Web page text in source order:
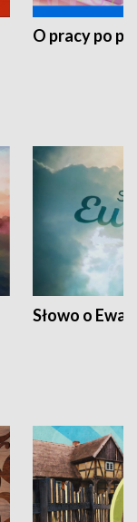
O pracy po
Słowo o